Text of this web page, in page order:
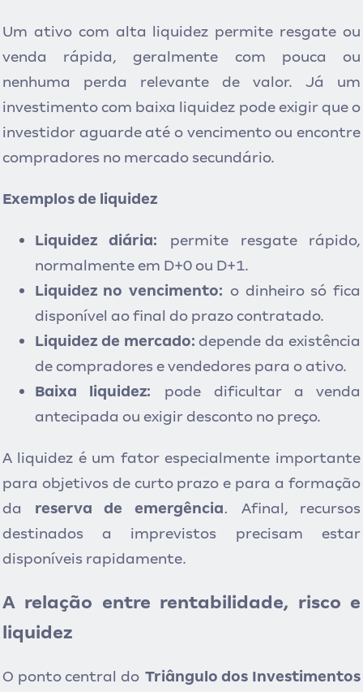
Um ativo com alta liquidez permite resgate ou
venda rápida, geralmente com pouca ou
nenhuma perda relevante de valor. Já um
investimento com baixa liquidez pode exigir que o
investidor aguarde até o vencimento ou encontre
compradores no mercado secundário.
Exemplos de liquidez
Liquidez diária:
permite resgate rápido,
normalmente em D+0 ou D+1.
Liquidez no vencimento: o dinheiro só fica
disponível ao final do prazo contratado.
Liquidez de mercado:depende da existência
de compradores e vendedores para o ativo.
Baixa liquidez:
pode dificultar a venda
antecipada ou exigir desconto no preço.
A liquidez é um fator especialmente importante
para objetivos de curto prazo e para a formação
da
reserva de emergência. Afinal, recursos
destinados a imprevistos precisam estar
disponíveis rapidamente.
A relação entre rentabilidade, risco e
liquidez
O ponto central do Triângulo dos Investimentos